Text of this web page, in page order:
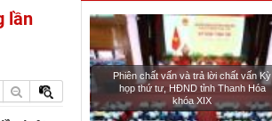
lần
Phiên chất vấn và trả lời chất vấn Kỳ
họp thứ tư, HĐND tỉnh Thanh Hóa
khóa XIX